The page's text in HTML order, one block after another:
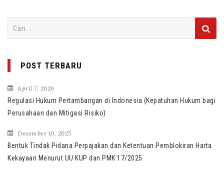
POST TERBARU
April 7, 2026
Regulasi Hukum Pertambangan di Indonesia (Kepatuhan Hukum bagi
Perusahaan dan Mitigasi Risiko)
Desember 10, 2025
Bentuk Tindak Pidana Perpajakan dan Ketentuan Pemblokiran Harta
Kekayaan Menurut UU KUP dan PMK 17/2025